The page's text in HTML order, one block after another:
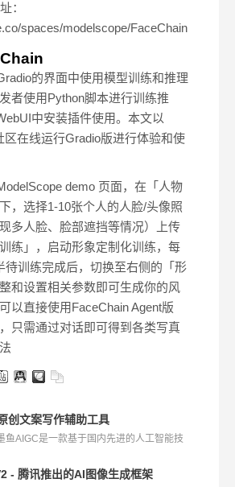
：
spaces/modelscope/FaceChain
的界面中使用模型训练和推理
者使用Python脚本进行训练推
中安装插件使用。本文以
区在线运行Gradio版进行体验和使
demo 页面，在「人物
，选择1-10张个人的人脸/头像照
多人脸、脸部遮挡等情况）上传
练」，启动形象定制化训练，每
待训练完成后，切换至右侧的「形
和设置相关参数即可生成你的风
以直接使用FaceChain Agent版
只需通过对话即可得到各类写真
创文案写作辅助工具
鱼AIGC是一款基于国内先进的人工智能技
- 腾讯推出的AI图像生成框架